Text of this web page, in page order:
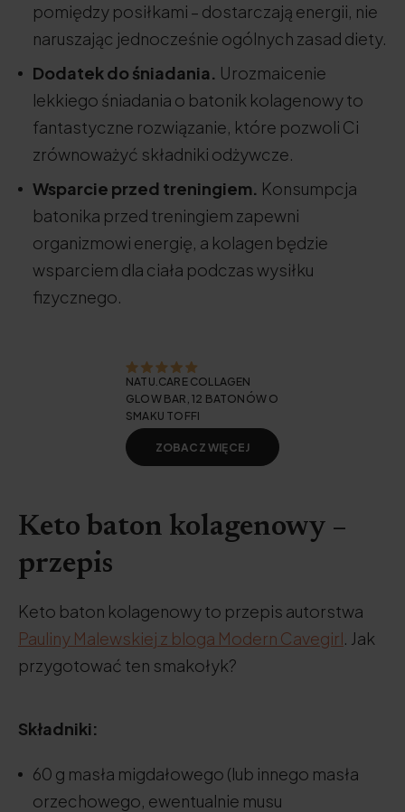
pomiędzy posiłkami – dostarczają energii, nie
naruszając jednocześnie ogólnych zasad diety.
Dodatek do śniadania. Urozmaicenie
lekkiego śniadania o batonik kolagenowy to
fantastyczne rozwiązanie, które pozwoli Ci
zrównoważyć składniki odżywcze.
Wsparcie przed treningiem. Konsumpcja
batonika przed treningiem zapewni
organizmowi energię, a kolagen będzie
wsparciem dla ciała podczas wysiłku
fizycznego.
NATU.CARE COLLAGEN
GLOW BAR, 12 BATONÓW O
SMAKU TOFFI
ZOBACZ WIĘCEJ
Keto baton kolagenowy –
przepis
Keto baton kolagenowy to przepis autorstwa
Pauliny Malewskiej z bloga Modern Cavegirl. Jak
przygotować ten smakołyk?
Składniki:
60 g masła migdałowego (lub innego masła
orzechowego, ewentualnie musu